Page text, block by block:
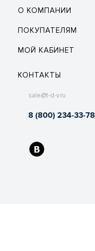
О КОМПАНИИ
ПОКУПАТЕЛЯМ
МОЙ КАБИНЕТ
КОНТАКТЫ
sale@t-d-v.ru
8 (800) 234-33-78